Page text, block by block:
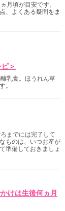
月頃が目安です。
、よくある疑問をま
＞
乳食。ほうれん草
。
までには完了して
ものは、いつお産が
準備しておきましょ
けは生後何ヵ月